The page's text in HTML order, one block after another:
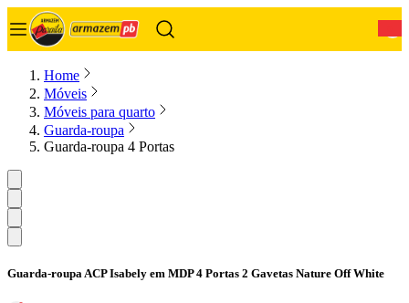
Home
Móveis
Móveis para quarto
Guarda-roupa
Guarda-roupa 4 Portas
Guarda-roupa ACP Isabely em MDP 4 Portas 2 Gavetas Nature Off White